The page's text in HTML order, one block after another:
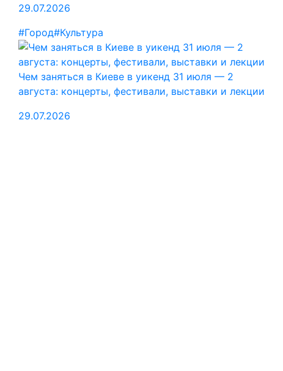
29.07.2026
#Город#Культура
Чем заняться в Киеве в уикенд 31 июля — 2
августа: концерты, фестивали, выставки и лекции
29.07.2026